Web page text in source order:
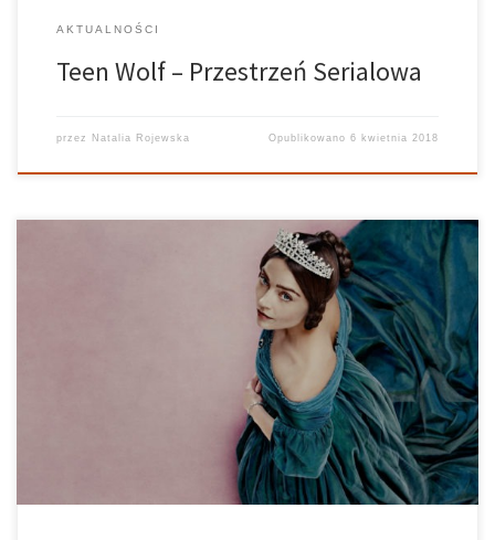
AKTUALNOŚCI
Teen Wolf – Przestrzeń Serialowa
przez Natalia Rojewska Opublikowano6 kwietnia 2018
Przestrzeń Serialowa – 27.11.2017 Prowadzi: Natalia Rojewska,
Rafał Król Realizuje: Ania Bielec Grafika: Kuba Siedlecki Brytyjskich
seriali kostiumowych w ostatnim czasie pojawiło się kilka – The
Crown czy Poldark, ale dzisiaj zastanowimy się dlaczego warto
obejrzeć Victorię, produkcję przedstawiającą losy […]